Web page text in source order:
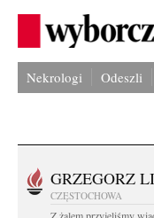
Nekrologi Odeszli
GRZEGORZ
CZĘSTOCHOWA